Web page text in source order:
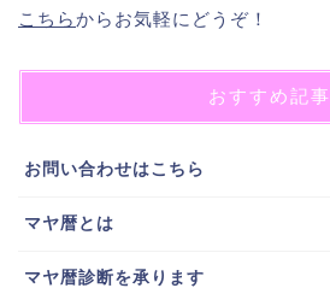
こちらからお気軽にどうぞ！
おすすめ記事
お問い合わせはこちら
マヤ暦とは
マヤ暦診断を承ります